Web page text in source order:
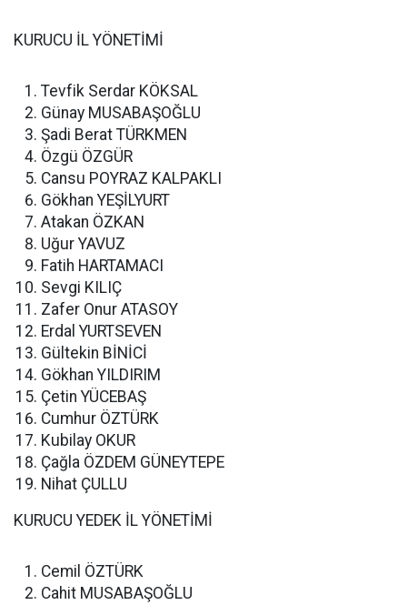
KURUCU İL YÖNETİMİ
Tevfik Serdar KÖKSAL
Günay MUSABAŞOĞLU
Şadi Berat TÜRKMEN
Özgü ÖZGÜR
Cansu POYRAZ KALPAKLI
Gökhan YEŞİLYURT
Atakan ÖZKAN
Uğur YAVUZ
Fatih HARTAMACI
Sevgi KILIÇ
Zafer Onur ATASOY
Erdal YURTSEVEN
Gültekin BİNİCİ
Gökhan YILDIRIM
Çetin YÜCEBAŞ
Cumhur ÖZTÜRK
Kubilay OKUR
Çağla ÖZDEM GÜNEYTEPE
Nihat ÇULLU
KURUCU YEDEK İL YÖNETİMİ
Cemil ÖZTÜRK
Cahit MUSABAŞOĞLU